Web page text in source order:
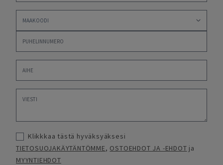
Klikkkaa tästä hyväksyäksesi
TIETOSUOJAKÄYTÄNTÖMME, OSTOEHDOT JA -EHDOT ja
MYYNTIEHDOT